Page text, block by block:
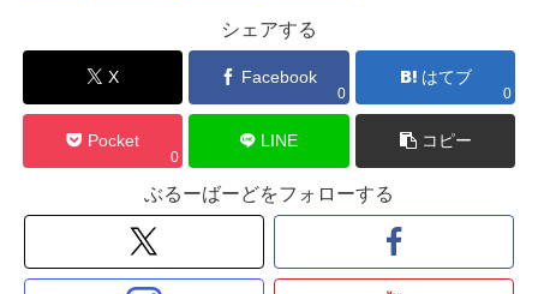
シェアする
X Facebook
0
はてブ
0
Pocket
0
LINE コピー
ぶるーばーどをフォローする